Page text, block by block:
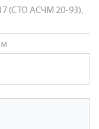
(СТО АСЧМ 20-93),
м